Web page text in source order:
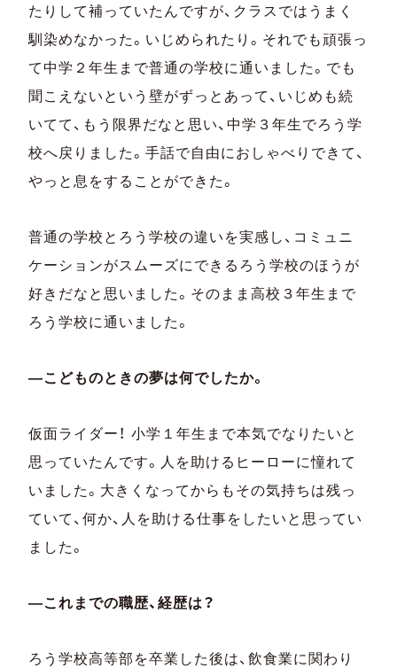
たりして補っていたんですが、クラスではうまく
馴染めなかった。いじめられたり。それでも頑張っ
て中学２年生まで普通の学校に通いました。でも
聞こえないという壁がずっとあって、いじめも続
いてて、もう限界だなと思い、中学３年生でろう学
校へ戻りました。手話で自由におしゃべりできて、
やっと息をすることができた。
普通の学校とろう学校の違いを実感し、コミュニ
ケーションがスムーズにできるろう学校のほうが
好きだなと思いました。そのまま高校３年生まで
ろう学校に通いました。
―こどものときの夢は何でしたか。
仮面ライダー！ 小学１年生まで本気でなりたいと
思っていたんです。人を助けるヒーローに憧れて
いました。大きくなってからもその気持ちは残っ
ていて、何か、人を助ける仕事をしたいと思ってい
ました。
―これまでの職歴、経歴は？
ろう学校高等部を卒業した後は、飲食業に関わり